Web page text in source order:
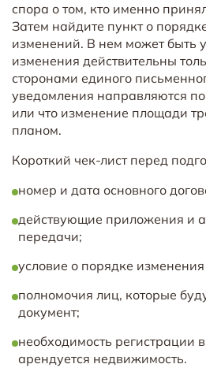
спора о том, кто именно
Затем найдите пункт о
изменений. В нем может быть
изменения действительны
сторонами единого
уведомления направляются
или что изменение площади
планом.
Короткий чек-лист перед
номер и дата основного
действующие приложения и
передачи;
условие о порядке
полномочия лиц, которые
документ;
необходимость регистрации
арендуется недвижимость.